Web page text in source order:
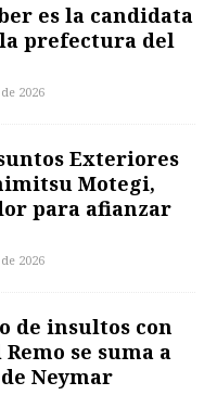
es la candidata
la prefectura del
2026
Exteriores
Motegi,
para afianzar
2026
de insultos con
se suma a
Neymar